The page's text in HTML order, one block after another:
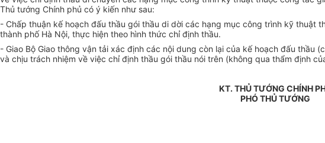
Thủ tướng Chính phủ có ý kiến như sau:
- Chấp thuận kế hoạch đấu thầu gói thầu di dời các hạng mục công trình kỹ
thành phố Hà Nội, thực hiện theo hình thức chỉ định thầu.
- Giao Bộ Giao thông vận tải xác định các nội dung còn lại của kế hoạch đấu
và chịu trách nhiệm về việc chỉ định thầu gói thầu nói trên (không qua thẩm định
KT. THỦ TƯỚNG CHÍNH
PHÓ THỦ TƯỚNG